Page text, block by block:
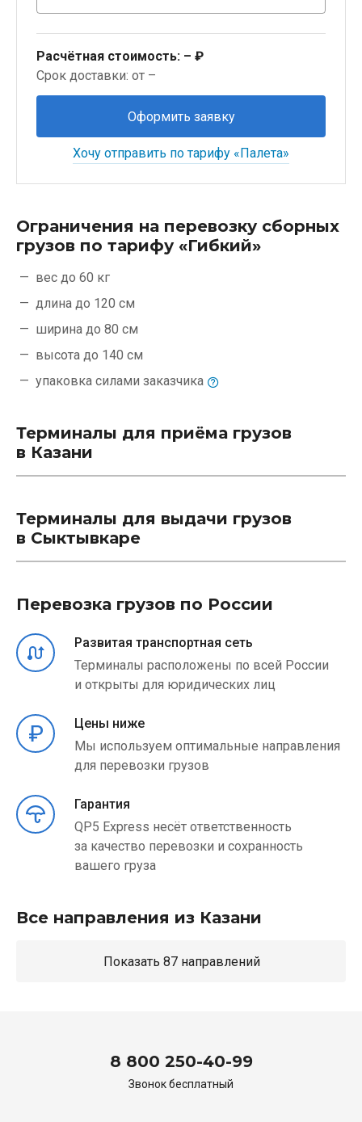
Расчётная стоимость: – ₽
Срок доставки: от –
Оформить заявку
Хочу отправить по тарифу «Палета»
Ограничения на перевозку сборных
грузов по тарифу «Гибкий»
вес до 60 кг
длина до 120 см
ширина до 80 см
высота до 140 см
упаковка силами заказчика
Терминалы для приёма грузов
в Казани
Терминалы для выдачи грузов
в Сыктывкаре
Перевозка грузов по России
Развитая транспортная сеть
Терминалы расположены по всей России
и открыты для юридических лиц
Цены ниже
Мы используем оптимальные направления
для перевозки грузов
Гарантия
QP5 Express несёт ответственность
за качество перевозки и сохранность
вашего груза
Все направления из Казани
Показать 87 направлений
8 800 250-40-99
Звонок бесплатный